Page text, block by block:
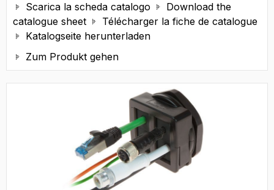
 Scarica la scheda catalogo 
Download the
catalogue sheet
 Télécharger la fiche de catalogue
 Katalogseite herunterladen
 Zum Produkt gehen